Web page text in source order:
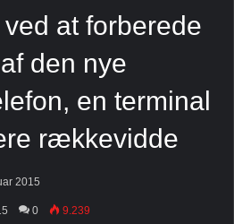
at forberede
​​den nye
en terminal
rækkevidde
2015
0 9.239